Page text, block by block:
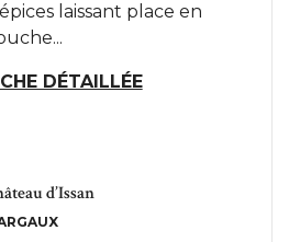
laissant place en
DÉTAILLÉE
d’Issan